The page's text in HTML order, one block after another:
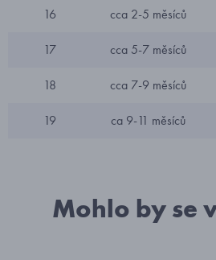
16 cca 2-5 měsíců
17 cca 5-7 měsíců
18 cca 7-9 měsíců
19 ca 9-11 měsíců
Mohlo by se